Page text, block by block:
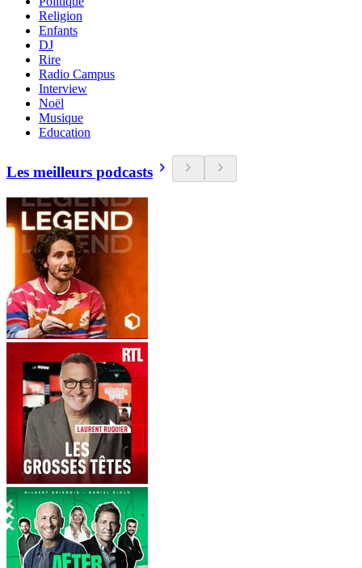
Religion
Enfants
DJ
Rire
Radio Campus
Interview
Noël
Musique
Education
Les meilleurs podcasts